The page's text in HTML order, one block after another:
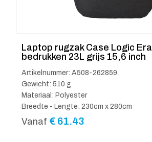
Laptop rugzak Case Logic Era
bedrukken 23L grijs 15,6 inch
Artikelnummer: A508-262859
Gewicht: 510 g
Materiaal: Polyester
Breedte - Lengte: 230cm x 280cm
Vanaf € 61.43